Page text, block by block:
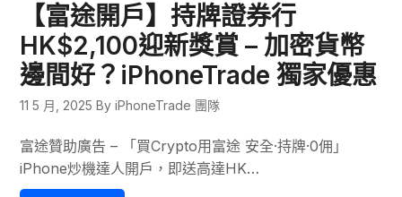
【富途開戶】持牌證券行
HK$2,100迎新獎賞 – 加密貨幣
邊間好？iPhoneTrade 獨家優惠
11 5 月, 2025 By iPhoneTrade 團隊
富途贊助廣告 – 「買Crypto用富途 安全·持牌·0佣」
iPhone炒機達人開戶，即送高達HK…